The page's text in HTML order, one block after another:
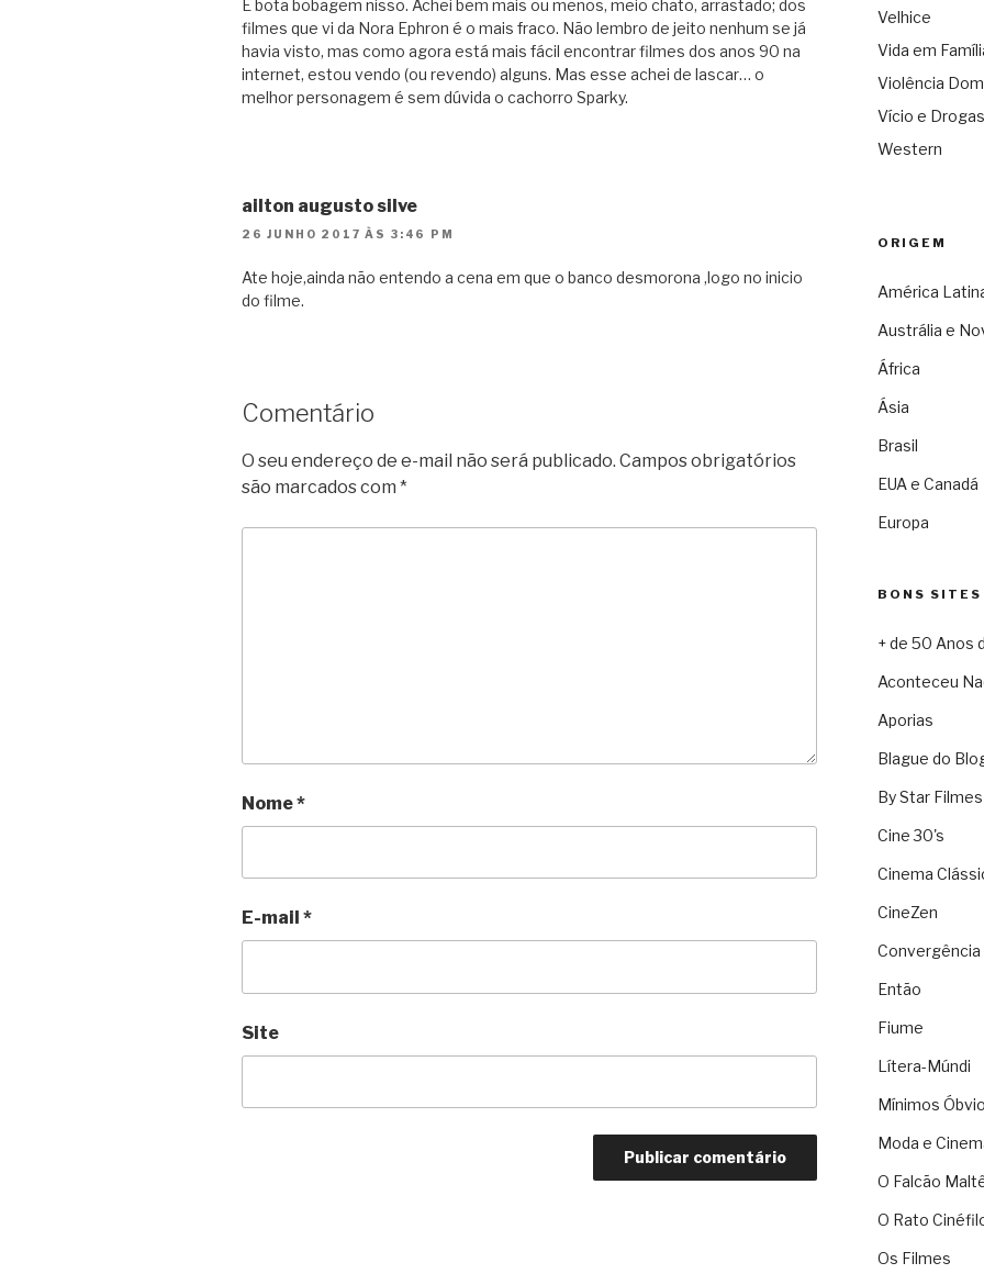
E bota bobagem nisso. Achei bem mais ou menos, meio chato, arrastado; dos
filmes que vi da Nora Ephron é o mais fraco. Não lembro de jeito nenhum se já
havia visto, mas como agora está mais fácil encontrar filmes dos anos 90 na
internet, estou vendo (ou revendo) alguns. Mas esse achei de lascar… o
melhor personagem é sem dúvida o cachorro Sparky.
ailton augusto silve
26 JUNHO 2017 ÀS 3:46 PM
Ate hoje,ainda não entendo a cena em que o banco desmorona ,logo no inicio
do filme.
Comentário
O seu endereço de e-mail não será publicado. Campos obrigatórios
são marcados com *
Nome*
E-mail *
Site
Velhice
Vida em
Violência
Vício e Drogas
Western
ORIGEM
América
Austrália e
África
Ásia
Brasil
EUA e Canadá
Europa
BONS SITES
+ de 50 Anos
Aconteceu
Aporias
Blague do
By Star Filmes
Cine 30's
Cinema
CineZen
Convergência
Então
Fiume
Lítera-Múndi
Mínimos
Moda e
O Falcão
O Rato
Os Filmes